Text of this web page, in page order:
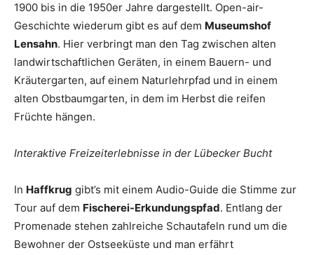
1900 bis in die 1950er Jahre dargestellt. Open-air-
Geschichte wiederum gibt es auf dem Museumshof
Lensahn. Hier verbringt man den Tag zwischen alten
landwirtschaftlichen Geräten, in einem Bauern- und
Kräutergarten, auf einem Naturlehrpfad und in einem
alten Obstbaumgarten, in dem im Herbst die reifen
Früchte hängen.
Interaktive Freizeiterlebnisse in der Lübecker Bucht
In Haffkrug gibt’s mit einem Audio-Guide die Stimme zur
Tour auf dem Fischerei-Erkundungspfad. Entlang der
Promenade stehen zahlreiche Schautafeln rund um die
Bewohner der Ostseeküste und man erfährt